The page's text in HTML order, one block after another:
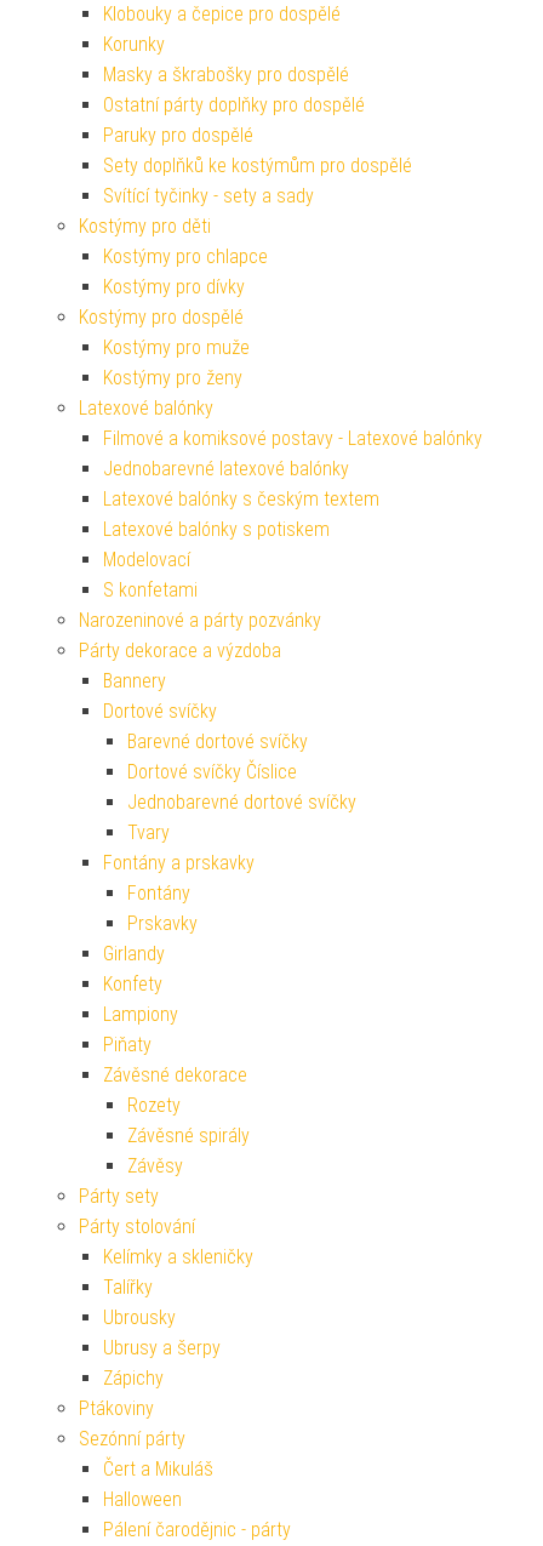
Klobouky a čepice pro dospělé
Korunky
Masky a škrabošky pro dospělé
Ostatní párty doplňky pro dospělé
Paruky pro dospělé
Sety doplňků ke kostýmům pro dospělé
Svítící tyčinky - sety a sady
Kostýmy pro děti
Kostýmy pro chlapce
Kostýmy pro dívky
Kostýmy pro dospělé
Kostýmy pro muže
Kostýmy pro ženy
Latexové balónky
Filmové a komiksové postavy - Latexové balónky
Jednobarevné latexové balónky
Latexové balónky s českým textem
Latexové balónky s potiskem
Modelovací
S konfetami
Narozeninové a párty pozvánky
Párty dekorace a výzdoba
Bannery
Dortové svíčky
Barevné dortové svíčky
Dortové svíčky Číslice
Jednobarevné dortové svíčky
Tvary
Fontány a prskavky
Fontány
Prskavky
Girlandy
Konfety
Lampiony
Piňaty
Závěsné dekorace
Rozety
Závěsné spirály
Závěsy
Párty sety
Párty stolování
Kelímky a skleničky
Talířky
Ubrousky
Ubrusy a šerpy
Zápichy
Ptákoviny
Sezónní párty
Čert a Mikuláš
Halloween
Pálení čarodějnic - párty